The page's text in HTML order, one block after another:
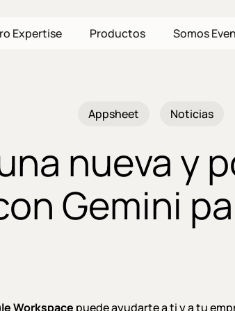
Expertise Productos Somos
Appsheet Noticias
nueva y
Gemini
Workspace puede ayudarte a ti y a tu